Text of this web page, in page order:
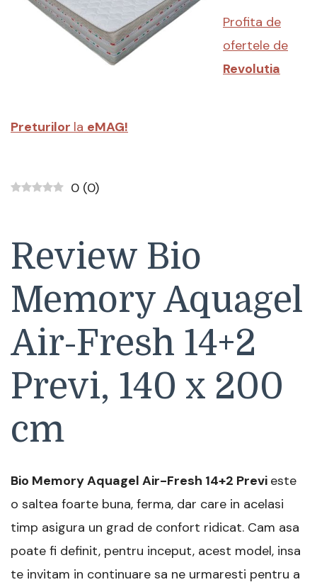
Aloe-
Vera
14+2
Profita de
ofertele de
Revolutia
Preturilor la eMAG!
0 (0)
Review Bio
Memory Aquagel
Air-Fresh 14+2
Previ, 140 x 200
cm
Bio Memory Aquagel Air-Fresh 14+2 Previ este
o saltea foarte buna, ferma, dar care in acelasi
timp asigura un grad de confort ridicat. Cam asa
poate fi definit, pentru inceput, acest model, insa
te invitam in continuare sa ne urmaresti pentru a